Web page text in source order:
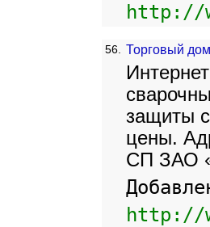
http://
56. Торговый
защиты
цены.
СП ЗАО
http://